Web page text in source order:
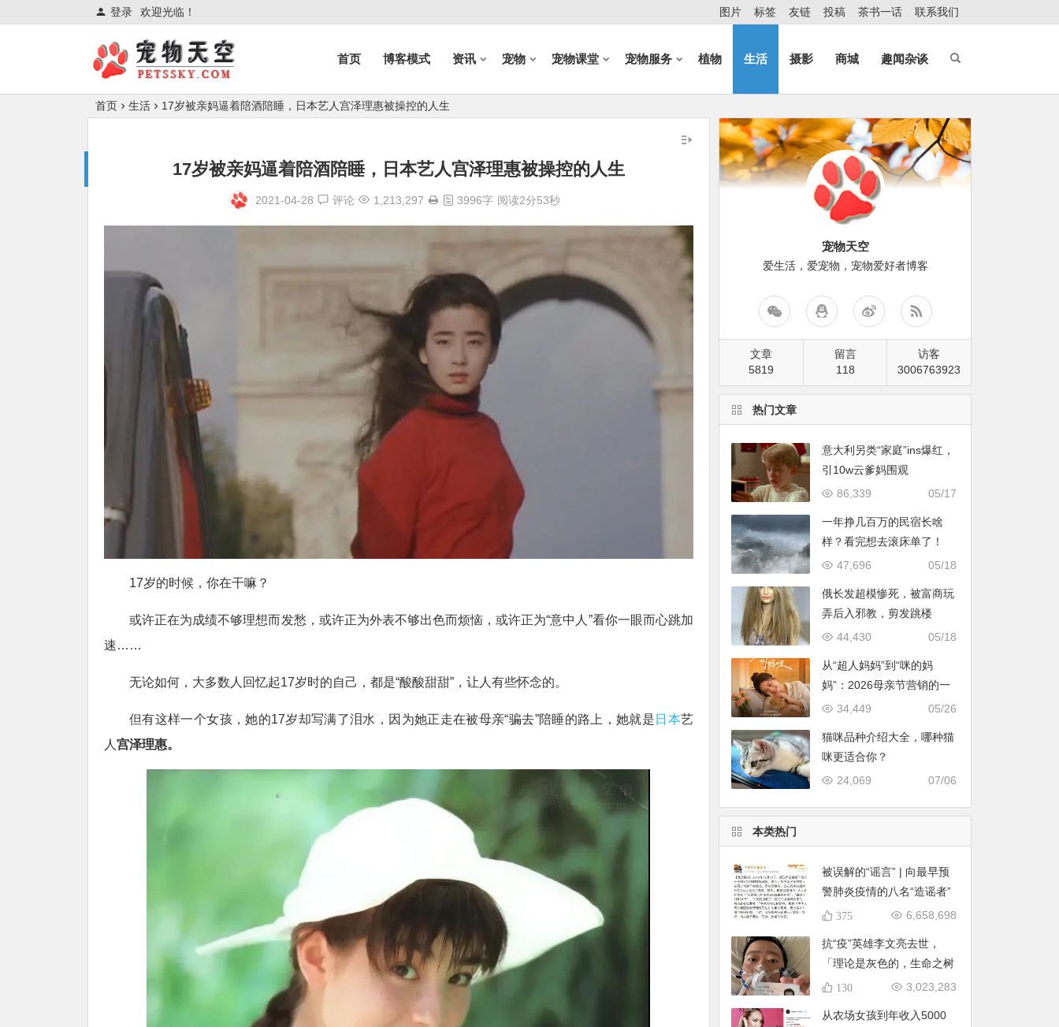
欢迎光临！
登录 图片 标签 友链 投稿 茶书一话 联系我们
首页 博客模式 资讯 宠物 宠物课堂 宠物服务 植物 生活 摄影 商城 趣闻杂谈
首页 生活 17岁被亲妈逼着陪酒陪睡，日本艺人宫泽理惠被操控的人生
17岁被亲妈逼着陪酒陪睡，日本艺人宫泽理惠被操控的人生
2021-04-28 评论 1,213,297 3996字 阅读2分53秒
17岁的时候，你在干嘛？
或许正在为成绩不够理想而发愁，或许正为外表不够出色而烦恼，或许正为“意中人”看你一眼而心跳加
速……
无论如何，大多数人回忆起17岁时的自己，都是“酸酸甜甜”，让人有些怀念的。
但有这样一个女孩，她的17岁却写满了泪水，因为她正走在被母亲“骗去”陪睡的路上，她就是 日本艺
人 宫泽理惠。
宠物天空
爱生活，爱宠物，宠物爱好者博客
文章
5819
留言
118
访客
3006763923
热门文章
意大利另类“家庭”ins爆红，
引10w云爹妈围观
05/17
86,339
一年挣几百万的民宿长啥
样？看完想去滚床单了！
05/18
47,696
俄长发超模惨死，被富商玩
弄后入邪教，剪发跳楼
05/18
44,430
从“超人妈妈”到“咪的妈
妈”：2026母亲节营销的一
次温情破题
05/26
34,449
猫咪品种介绍大全，哪种猫
咪更适合你？
07/06
24,069
本类热门
被误解的“谣言” | 向最早预
警肺炎疫情的八名“造谣者”
医生致敬！
6,658,698
375
抗“疫”英雄李文亮去世，
「理论是灰色的，生命之树
常青」
3,023,283
130
从农场女孩到年收入5000